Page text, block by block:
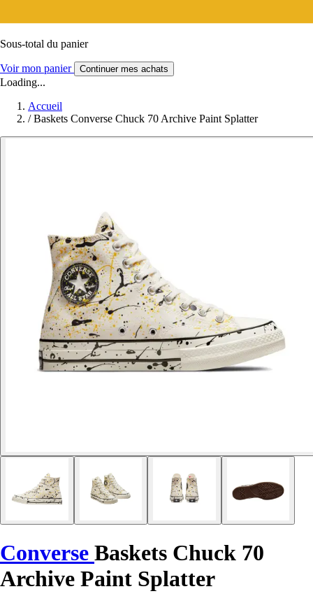
Sous-total du panier
Voir mon panier Continuer mes achats
Loading...
Accueil
/ Baskets Converse Chuck 70 Archive Paint Splatter
Converse Baskets Chuck 70
Archive Paint Splatter